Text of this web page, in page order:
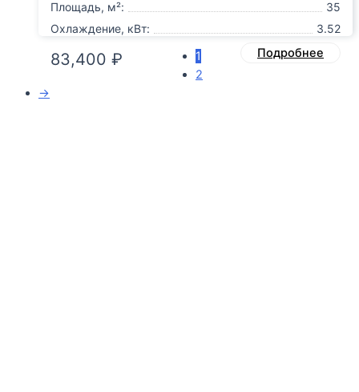
Площадь, м²:
35
Охлаждение, кВт:
3.52
83,400 ₽ Подробнее
1
2
→